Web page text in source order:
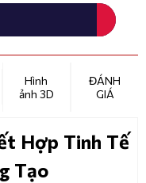
Hình
ảnh 3D
ĐÁNH
GIÁ
Hợp Tinh Tế
Tạo